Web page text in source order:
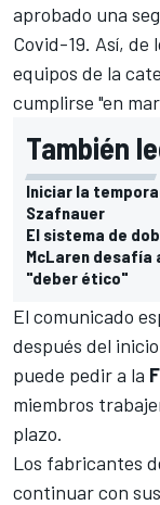
aprobado una
Covid-19. Así, de
equipos de la
cumplirse "en
También
Iniciar la
Szafnauer
El sistema de
McLaren desafía
"deber ético"
El comunicado
después del
puede pedir a la
miembros
plazo.
Los fabricantes
continuar con